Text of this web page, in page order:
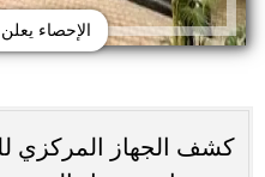
الإحصاء
​​​​​كشف الجهاز المركزي